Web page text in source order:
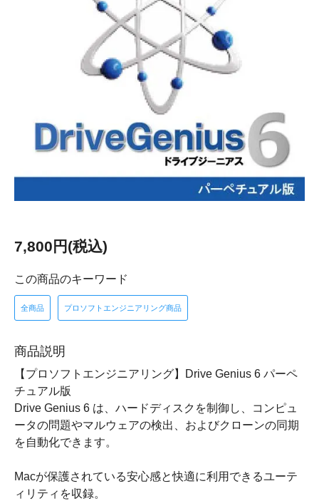
7,800円(税込)
この商品のキーワード
全商品 プロソフトエンジニアリング商品
商品説明
【プロソフトエンジニアリング】Drive Genius 6 パーペ
チュアル版
Drive Genius 6 は、ハードディスクを制御し、コンピュ
ータの問題やマルウェアの検出、およびクローンの同期
を自動化できます。
Macが保護されている安心感と快適に利用できるユーテ
ィリティを収録。